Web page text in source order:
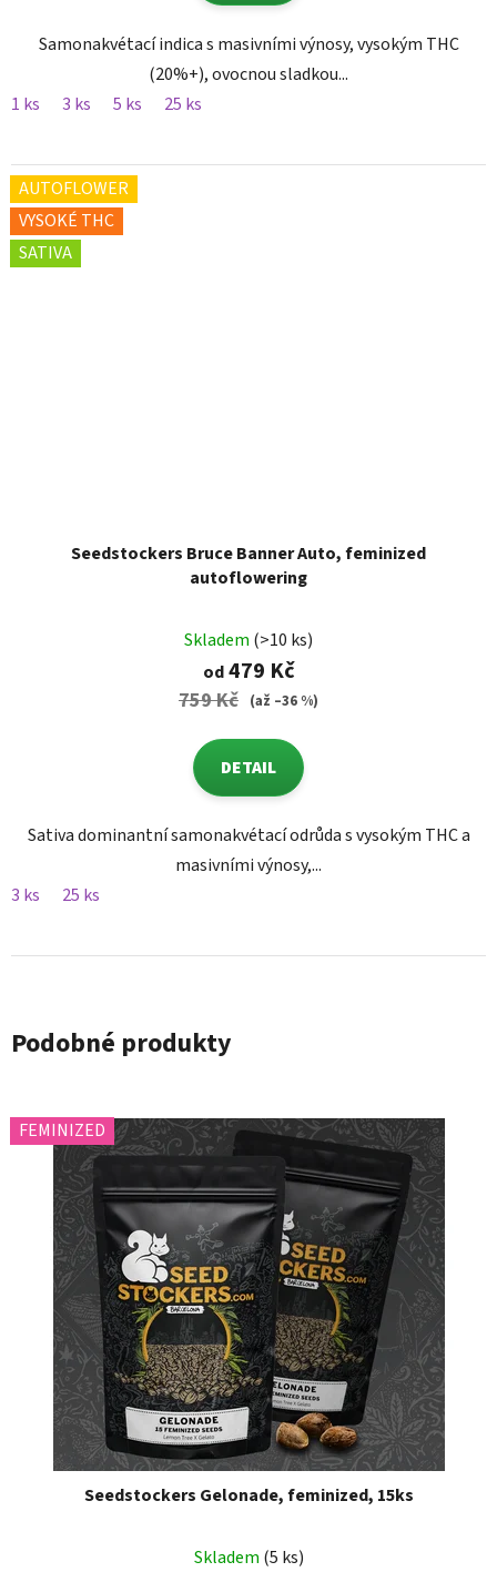
Samonakvétací indica s masivními výnosy, vysokým THC
(20%+), ovocnou sladkou...
1 ks
3 ks 5 ks 25 ks
AUTOFLOWER
VYSOKÉ THC
SATIVA
Seedstockers Bruce Banner Auto, feminized
autoflowering
Skladem (>10 ks)
od479 Kč
759 Kč (až –36 %)
DETAIL
Sativa dominantní samonakvétací odrůda s vysokým THC a
masivními výnosy,...
3 ks
25 ks
Podobné produkty
FEMINIZED
Seedstockers Gelonade, feminized, 15ks
Skladem (5 ks)